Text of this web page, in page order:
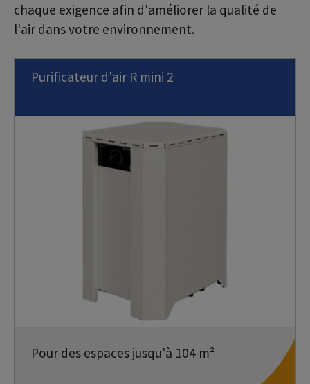
chaque exigence afin d'améliorer la qualité de
l'air dans votre environnement.
Purificateur d'air R mini 2
Pour des espaces jusqu'à 104 m²